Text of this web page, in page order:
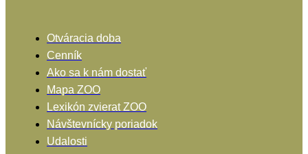
Otváracia doba
Cenník
Ako sa k nám dostať
Mapa ZOO
Lexikón zvierat ZOO
Návštevnícky poriadok
Udalosti